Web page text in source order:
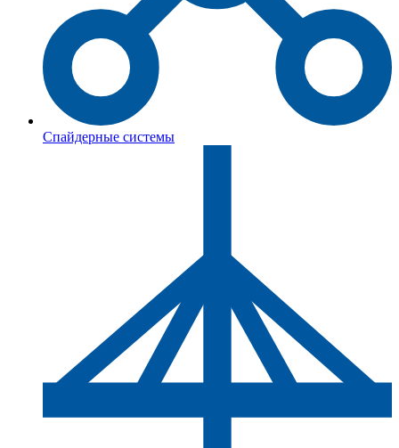
Спайдерные системы